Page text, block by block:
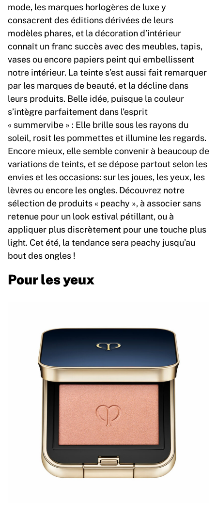
mode, les marques horlogères de luxe y
consacrent des éditions dérivées de leurs
modèles phares, et la décoration d’intérieur
connaît un franc succès avec des meubles, tapis,
vases ou encore papiers peint qui embellissent
notre intérieur. La teinte s’est aussi fait remarquer
par les marques de beauté, et la décline dans
leurs produits. Belle idée, puisque la couleur
s’intègre parfaitement dans l’esprit
« summervibe » : Elle brille sous les rayons du
soleil, rosit les pommettes et illumine les regards.
Encore mieux, elle semble convenir à beaucoup de
variations de teints, et se dépose partout selon les
envies et les occasions: sur les joues, les yeux, les
lèvres ou encore les ongles. Découvrez notre
sélection de produits « peachy », à associer sans
retenue pour un look estival pétillant, ou à
appliquer plus discrètement pour une touche plus
light. Cet été, la tendance sera peachy jusqu’au
bout des ongles !
Pour les yeux